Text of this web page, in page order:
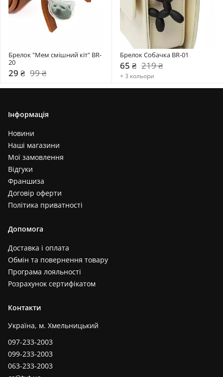
Брелок "Мем смішний кіт" BR-
20
29 ₴ 99 ₴
Брелок Собачка BR-01
65 ₴ 219 ₴
+ 3 кольори
Інформація
Новини
Наші магазини
Мої замовлення
Відгуки
Франшиза
Договір оферти
Політика приватності
Допомога
Доставка і оплата
Обмін та повернення товару
Програма лояльності
Розрахунок сертифікатом
Контакти
Україна, м. Хмельницький
097-233-2003
099-233-2003
063-233-2003